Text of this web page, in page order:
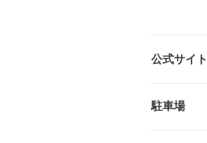
公式サイト
駐車場